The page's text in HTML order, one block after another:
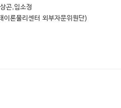
곤,임소정
이론물리센터 외부자문위원단)